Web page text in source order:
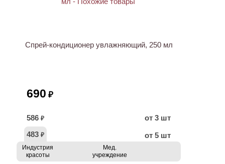
Спрей-кондиционер увлажняющий, 250 мл
690 ₽
586 ₽
от 3 шт
483 ₽ от 5 шт
Индустрия
красоты
Мед.
учреждение